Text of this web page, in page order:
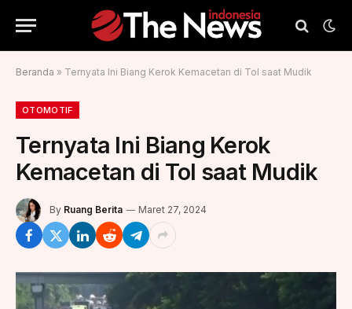
Beranda » Ternyata Ini Biang Kerok Kemacetan di Tol saat Mudik
OTOMOTIF
Ternyata Ini Biang Kerok
Kemacetan di Tol saat Mudik
By Ruang Berita Maret 27, 2024